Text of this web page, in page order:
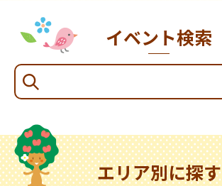
イベント検索
エリア別に探す